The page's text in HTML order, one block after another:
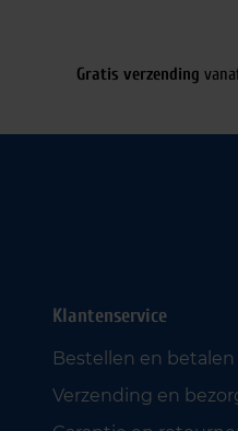
Gratis verzending
Klantenservice
Bestellen en betalen
Verzending en